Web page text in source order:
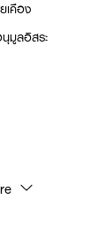
เคือง
มูลอิสระ